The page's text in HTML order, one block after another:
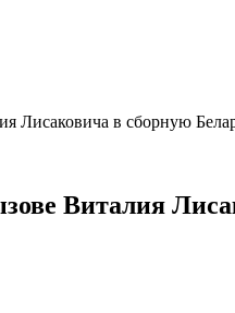
Лисаковича в сборную
Виталия